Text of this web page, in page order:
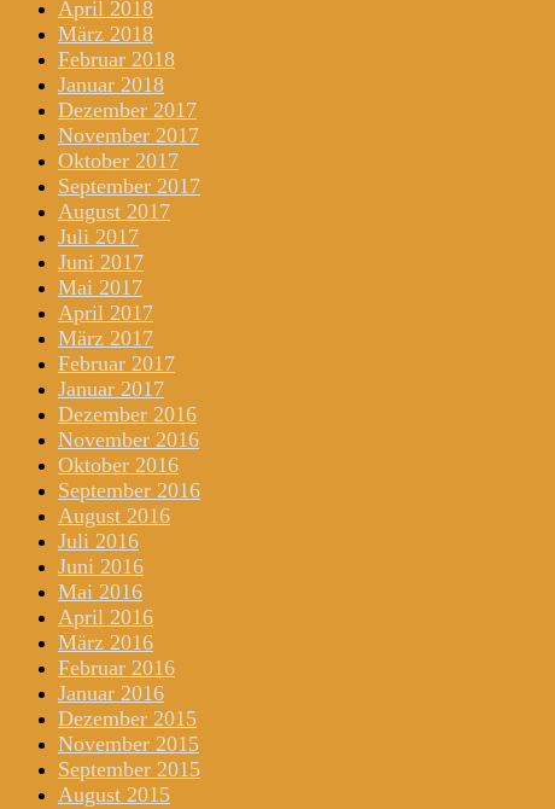
April 2018
März 2018
Februar 2018
Januar 2018
Dezember 2017
November 2017
Oktober 2017
September 2017
August 2017
Juli 2017
Juni 2017
Mai 2017
April 2017
März 2017
Februar 2017
Januar 2017
Dezember 2016
November 2016
Oktober 2016
September 2016
August 2016
Juli 2016
Juni 2016
Mai 2016
April 2016
März 2016
Februar 2016
Januar 2016
Dezember 2015
November 2015
September 2015
August 2015